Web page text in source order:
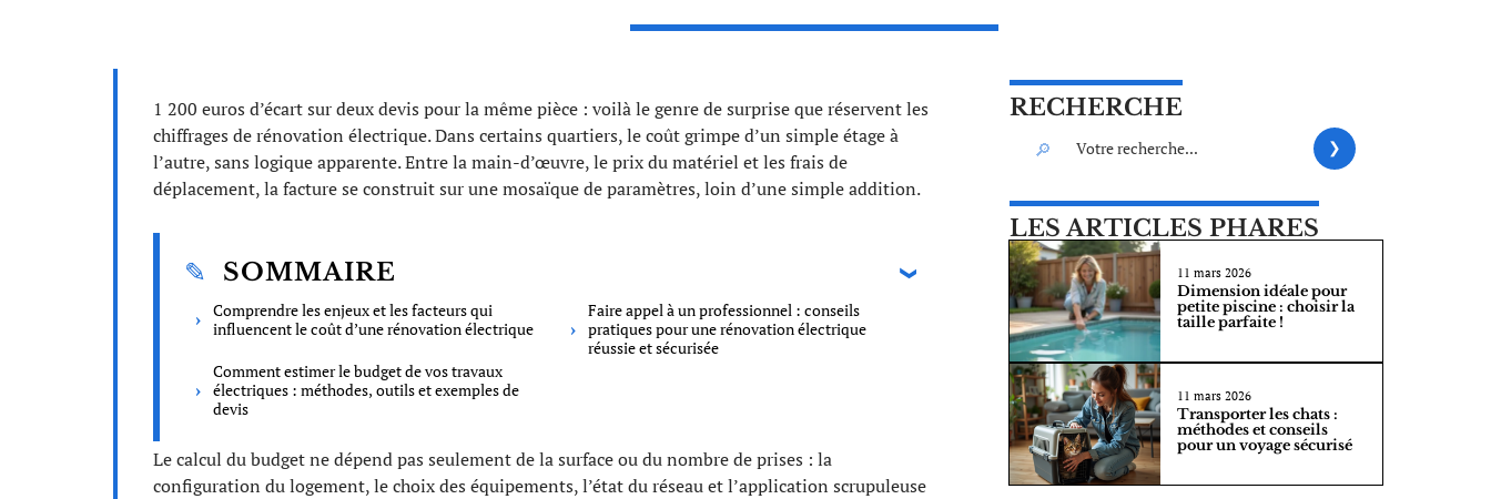
1 200 euros d’écart sur deux devis pour la même pièce : voilà le genre de surprise que réservent les
chiffrages de rénovation électrique. Dans certains quartiers, le coût grimpe d’un simple étage à
l’autre, sans logique apparente. Entre la main-d’œuvre, le prix du matériel et les frais de
déplacement, la facture se construit sur une mosaïque de paramètres, loin d’une simple addition.
SOMMAIRE
Comprendre les enjeux et les facteurs qui
influencent le coût d’une rénovation électrique
Comment estimer le budget de vos travaux
électriques : méthodes, outils et exemples de
devis
Faire appel à un professionnel : conseils
pratiques pour une rénovation électrique
réussie et sécurisée
Le calcul du budget ne dépend pas seulement de la surface ou du nombre de prises : la
configuration du logement, le choix des équipements, l’état du réseau et l’application scrupuleuse
RECHERCHE
LES ARTICLES PHARES
11 mars 2026
Dimension idéale pour
petite piscine : choisir la
taille parfaite !
11 mars 2026
Transporter les chats :
méthodes et conseils
pour un voyage sécurisé